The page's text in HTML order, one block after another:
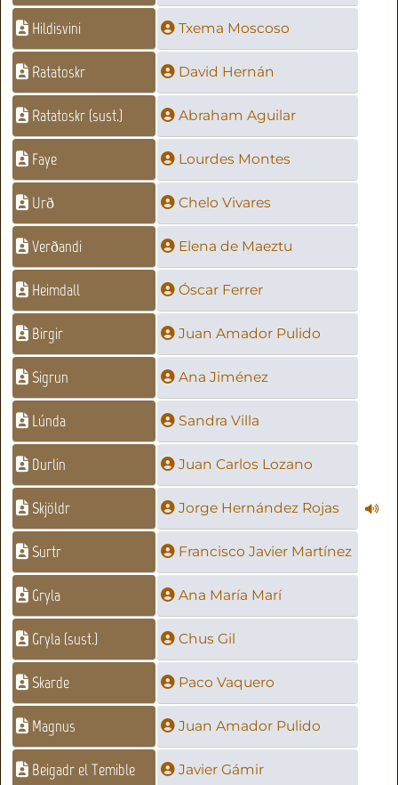
Hildisvini Txema Moscoso
Ratatoskr David Hernán
Ratatoskr (sust.) Abraham Aguilar
Faye Lourdes Montes
Urð Chelo Vivares
Verðandi Elena de Maeztu
Heimdall Óscar Ferrer
Birgir Juan Amador Pulido
Sigrun Ana Jiménez
Lúnda Sandra Villa
Durlin Juan Carlos Lozano
Skjöldr Jorge Hernández Rojas
Surtr Francisco Javier Martínez
Gryla Ana María Marí
Gryla (sust.) Chus Gil
Skarde Paco Vaquero
Magnus Juan Amador Pulido
Beigadr el Temible Javier Gámir